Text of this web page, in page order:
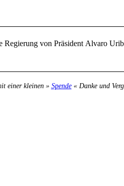
von Präsident Alvaro
einer kleinen » Spende« Danke und